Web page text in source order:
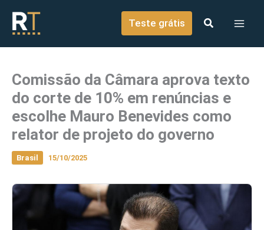
conteúdo
Teste grátis
Comissão da Câmara aprova texto
do corte de 10% em renúncias e
escolhe Mauro Benevides como
relator de projeto do governo
Brasil 15/10/2025